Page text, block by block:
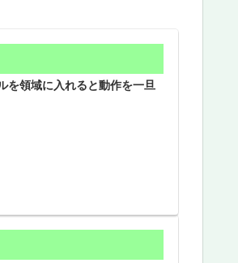
を領域に入れると動作を一旦